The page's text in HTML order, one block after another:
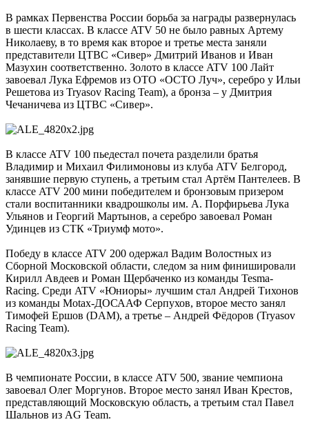
В рамках Первенства России борьба за награды развернулась
в шести классах. В классе ATV 50 не было равных Артему
Николаеву, в то время как второе и третье места заняли
представители ЦТВС «Сивер» Дмитрий Иванов и Иван
Мазухин соответственно. Золото в классе ATV 100 Лайт
завоевал Лука Ефремов из ОТО «ОСТО Луч», серебро у Ильи
Решетова из Tryasov Racing Team), а бронза – у Дмитрия
Чечаничева из ЦТВС «Сивер».
В классе ATV 100 пьедестал почета разделили братья
Владимир и Михаил Филимоновы из клуба ATV Белгород,
занявшие первую ступень, а третьим стал Артём Пантелеев. В
классе ATV 200 мини победителем и бронзовым призером
стали воспитанники квадрошколы им. А. Порфирьева Лука
Ульянов и Георгий Мартынов, а серебро завоевал Роман
Удинцев из СТК «Триумф мото».
Победу в классе ATV 200 одержал Вадим Волостных из
Сборной Московской области, следом за ним финишировали
Кирилл Авдеев и Роман Щербаченко из команды Tesma-
Racing. Среди ATV «Юниоры» лучшим стал Андрей Тихонов
из команды Motax-ДОСААФ Серпухов, второе место занял
Тимофей Ершов (DAM), а третье – Андрей Фёдоров (Tryasov
Racing Team).
В чемпионате России, в классе ATV 500, звание чемпиона
завоевал Олег Моргунов. Второе место занял Иван Крестов,
представляющий Московскую область, а третьим стал Павел
Шальнов из AG Team.